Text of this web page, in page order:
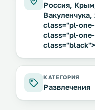
Россия,
class="pl-
class="pl-
КАТЕГОРИЯ
Развлечения